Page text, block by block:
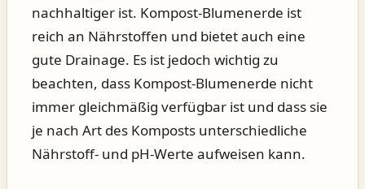
nachhaltiger ist. Kompost-Blumenerde ist
reich an Nährstoffen und bietet auch eine
gute Drainage. Es ist jedoch wichtig zu
beachten, dass Kompost-Blumenerde nicht
immer gleichmäßig verfügbar ist und dass sie
je nach Art des Komposts unterschiedliche
Nährstoff- und pH-Werte aufweisen kann.